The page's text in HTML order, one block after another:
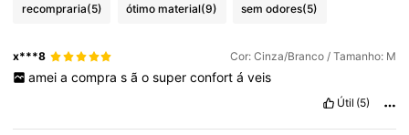
recompraria(5) ótimo material(9) sem odores(5)
x***8 Cor: Cinza/Branco / Tamanho: M
amei a compra s ã o super confort á veis
Útil (5)